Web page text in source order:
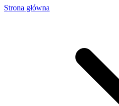
Strona główna